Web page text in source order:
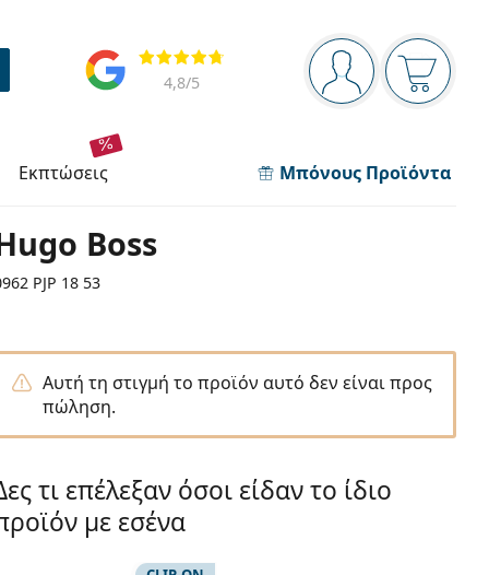
Πίνακας πλοήγησης
Είστε
Το
Αξιολογήσεις
4,8/5
εκπτώσεις Μπόνους Προϊόντα
Boss
PJP 18 53
Αυτή τη στιγμή το προϊόν αυτό δεν είναι προς
πώληση.
τι επέλεξαν όσοι είδαν το ίδιο
με εσένα